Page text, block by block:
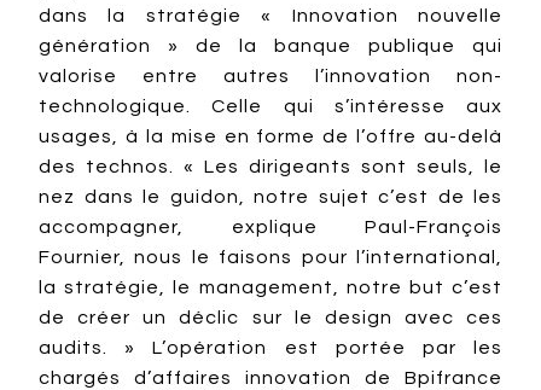
dans la stratégie « Innovation nouvelle
génération » de la banque publique qui
valorise entre autres l’innovation non-
technologique. Celle qui s’intéresse aux
usages, à la mise en forme de l’offre au-delà
des technos. « Les dirigeants sont seuls, le
nez dans le guidon, notre sujet c’est de les
accompagner, explique Paul-François
Fournier, nous le faisons pour l’international,
la stratégie, le management, notre but c’est
de créer un déclic sur le design avec ces
audits. » L’opération est portée par les
chargés d’affaires innovation de Bpifrance